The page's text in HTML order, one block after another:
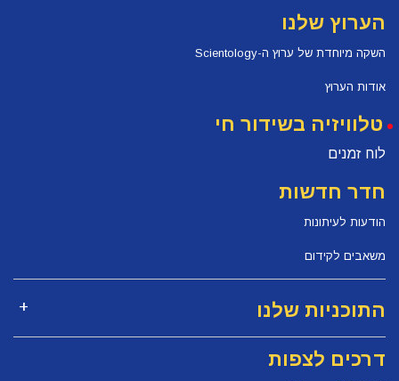
הערוץ שלנו
השקה מיוחדת של ערוץ ה-Scientology
אודות הערוץ
טלוויזיה בשידור חי
לוח זמנים
חדר חדשות
הודעות לעיתונות
משאבים לקידום
התוכניות שלנו
דרכים לצפות